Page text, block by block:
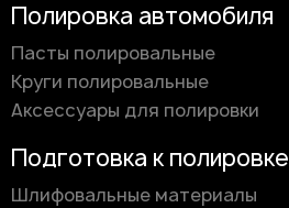
Полировка автомобиля
Пасты полировальные
Круги полировальные
Аксессуары для полировки
Подготовка к полировке
Шлифовальные материалы